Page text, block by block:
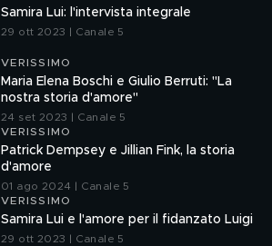
Samira Lui: l'intervista integrale
29 ott 2023 | Canale 5
VERISSIMO
Maria Elena Boschi e Giulio Berruti: "La
nostra storia d'amore"
24 set 2023 | Canale 5
VERISSIMO
Patrick Dempsey e Jillian Fink, la storia
d'amore
01 ago 2024 | Canale 5
VERISSIMO
Samira Lui e l'amore per il fidanzato Luigi
29 ott 2023 | Canale 5